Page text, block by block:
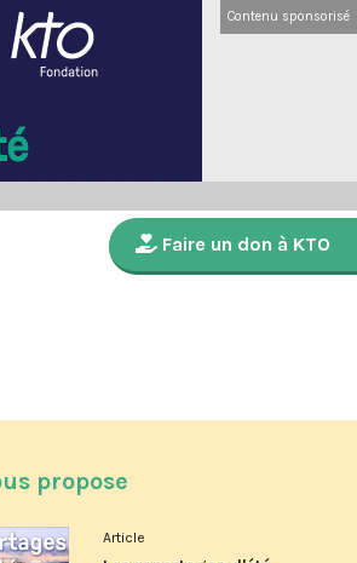
Contenu sponsorisé
Faire un don à KTO
propose
Article